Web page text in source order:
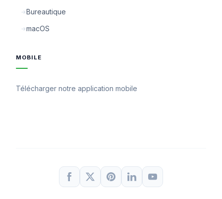
Bureautique
macOS
MOBILE
Télécharger notre application mobile